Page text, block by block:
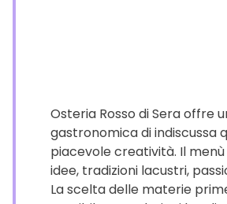
Osteria Rosso di Sera offre
gastronomica di indiscussa
piacevole creatività. Il
idee, tradizioni lacustri,
La scelta delle materie